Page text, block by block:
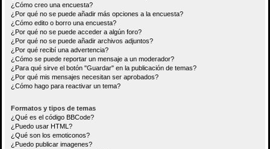
¿Cómo creo una encuesta?
¿Por qué no se puede añadir más opciones a la encuesta?
¿Cómo edito o borro una encuesta?
¿Por qué no se puede acceder a algún foro?
¿Por qué no se puede añadir archivos adjuntos?
¿Por qué recibí una advertencia?
¿Cómo se puede reportar un mensaje a un moderador?
¿Para qué sirve el botón "Guardar" en la publicación de temas?
¿Por qué mis mensajes necesitan ser aprobados?
¿Cómo hago para reactivar un tema?
Formatos y tipos de temas
¿Qué es el código BBCode?
¿Puedo usar HTML?
¿Qué son los emoticonos?
¿Puedo publicar imagenes?